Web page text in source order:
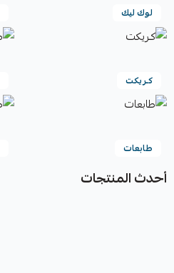
لوك ليك
كـريكت
طابعات
أحدث المنتجات